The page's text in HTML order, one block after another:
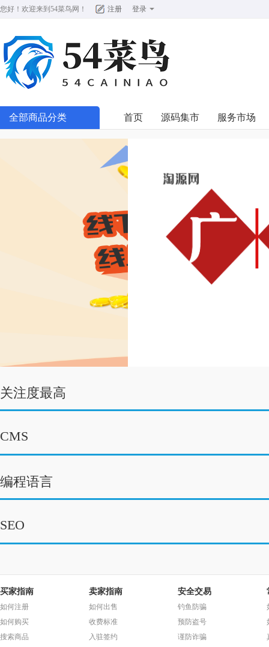
您好！欢迎来到 54菜鸟网 ！ 注册 登录
全部商品分类 首页 源码集市 服务市场
关注度最高
CMS
编程语言
SEO
买家指南
如何注册
如何购买
搜索商品
卖家指南
如何出售
收费标准
入驻签约
安全交易
钓鱼防骗
预防盗号
谨防诈骗